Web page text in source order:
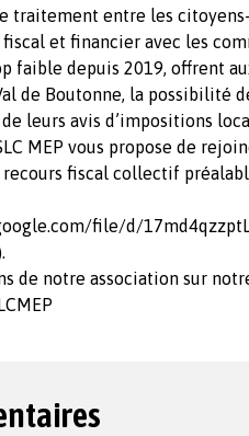
traitement entre les
et financier avec les
faible depuis 2019, offrent
de Boutonne, la possibilité
leurs avis d’impositions
MEP vous propose de
fiscal collectif
file/d/
de notre association sur